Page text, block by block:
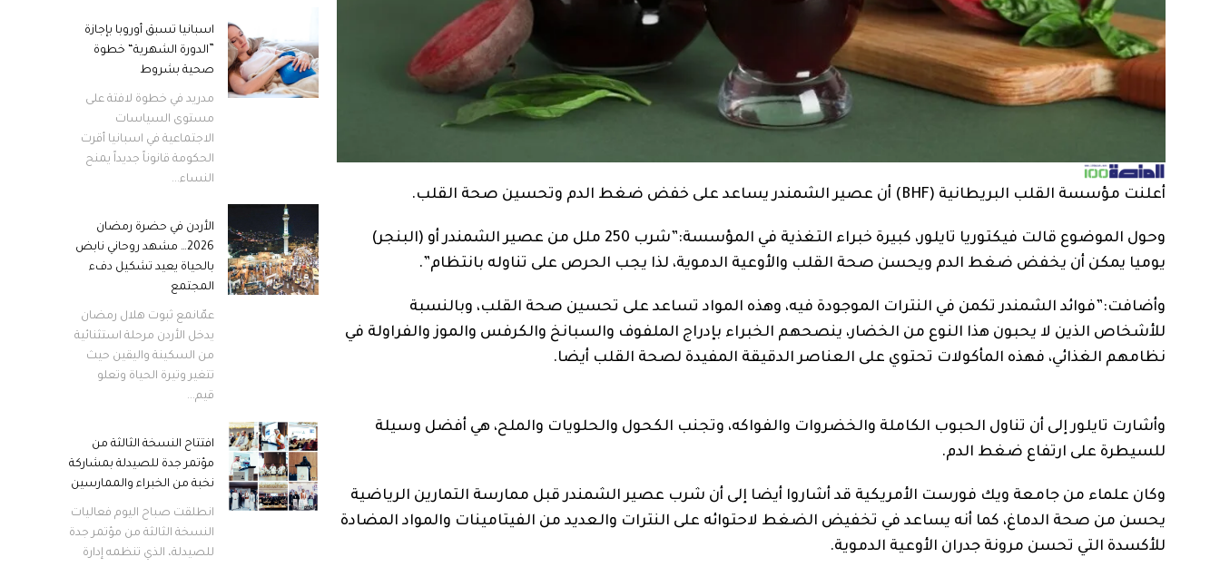
أعلنت مؤسسة القلب البريطانية (BHF) أن عصير الشمندر يساعد على خفض ضغط الدم وتحسين صحة القلب.
وحول الموضوع قالت فيكتوريا تايلور، كبيرة خبراء التغذية في المؤسسة:”شرب 250 ملل من عصير الشمندر أو (البنجر)
يوميا يمكن أن يخفض ضغط الدم ويحسن صحة القلب والأوعية الدموية، لذا يجب الحرص على تناوله بانتظام”.
وأضافت:”فوائد الشمندر تكمن في النترات الموجودة فيه، وهذه المواد تساعد على تحسين صحة القلب، وبالنسبة
للأشخاص الذين لا يحبون هذا النوع من الخضار، ينصحهم الخبراء بإدراج الملفوف والسبانخ والكرفس والموز والفراولة في
نظامهم الغذائي، فهذه المأكولات تحتوي على العناصر الدقيقة المفيدة لصحة القلب أيضا.
وأشارت تايلور إلى أن تناول الحبوب الكاملة والخضروات والفواكه، وتجنب الكحول والحلويات والملح، هي أفضل وسيلة
للسيطرة على ارتفاع ضغط الدم.
وكان علماء من جامعة ويك فورست الأمريكية قد أشاروا أيضا إلى أن شرب عصير الشمندر قبل ممارسة التمارين الرياضية
يحسن من صحة الدماغ، كما أنه يساعد في تخفيض الضغط لاحتوائه على النترات والعديد من الفيتامينات والمواد المضادة
للأكسدة التي تحسن مرونة جدران الأوعية الدموية.
اسبانيا تسبق أوروبا بإجازة
”الدورة الشهرية“ خطوة
صحية بشروط
مدريد في خطوة لافتة على
مستوى السياسات
الاجتماعية في اسبانيا أقرت
الحكومة قانوناً جديداً يمنح
النساء...
الأردن في حضرة رمضان
2026… مشهد روحاني نابض
بالحياة يعيد تشكيل دفء
المجتمع
عمّانمع ثبوت هلال رمضان
يدخل الأردن مرحلة استثنائية
من السكينة واليقين حيث
تتغير وتيرة الحياة وتعلو
قيم...
افتتاح النسخة الثالثة من
مؤتمر جدة للصيدلة بمشاركة
نخبة من الخبراء والممارسين
انطلقت صباح اليوم فعاليات
النسخة الثالثة من مؤتمر جدة
للصيدلة، الذي تنظمه إدارة